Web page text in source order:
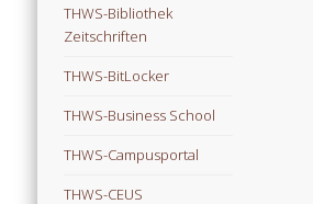
THWS-Bibliothek
Zeitschriften
THWS-BitLocker
THWS-Business School
THWS-Campusportal
THWS-CEUS